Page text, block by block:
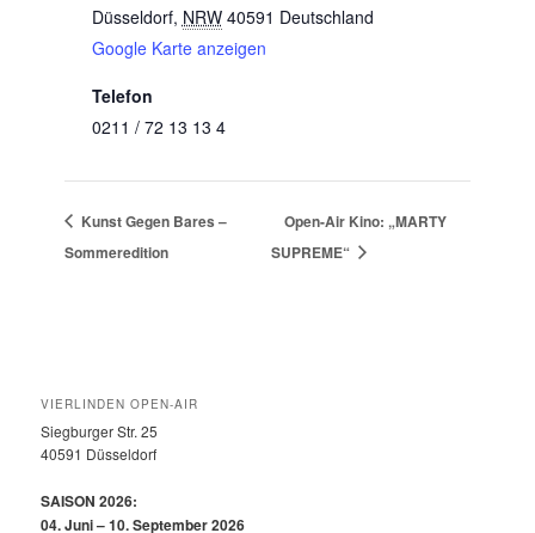
Düsseldorf, NRW 40591 Deutschland
Google Karte anzeigen
Telefon
0211 / 72 13 13 4
Kunst Gegen Bares –
Sommeredition
Open-Air Kino: „MARTY
SUPREME“
VIERLINDEN OPEN-AIR
Siegburger Str. 25
40591 Düsseldorf
SAISON 2026:
04. Juni – 10. September 2026